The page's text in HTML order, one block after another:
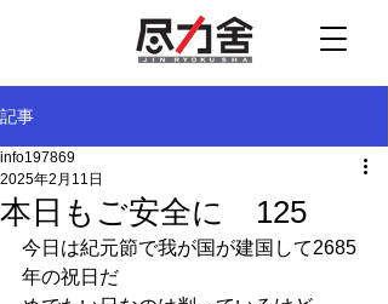
記事
本日もご安全に 125
info197869
2025年2月11日
今日は紀元節で我が国が建国して2685
年の祝日だ